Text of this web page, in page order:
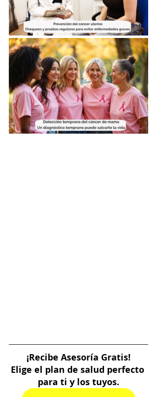
¡Recibe Asesoría Gratis!
Elige el plan de salud perfecto
para ti y los tuyos.